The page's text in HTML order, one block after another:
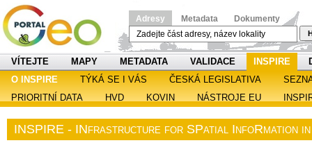
Adresy Metadata Dokumenty
VÍTEJTE MAPY METADATA VALIDACE INSPIRE
O INSPIRE
TÝKÁ SE I VÁS ČESKÁ LEGISLATIVA
PRIORITNÍ DATA
HVD KOVIN NÁSTROJE EU
INSPIRE - INfrastructure for SPatial InfoRmation